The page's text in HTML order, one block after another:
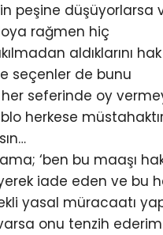
peşine düşüyorlarsa
rağmen hiç
aldıklarını hak
seçenler de bunu
seferinde oy
herkese
‘ben bu maaşı
iade eden ve bu
yasal müracaatı
onu tenzih